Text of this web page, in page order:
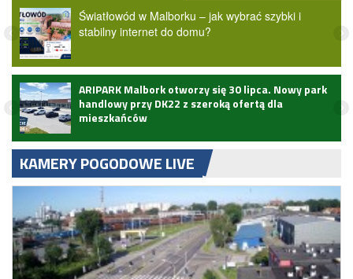
Światłowód w Malborku – jak wybrać szybki i
stabilny internet do domu?
ARIPARK Malbork otworzy się 30 lipca. Nowy park
handlowy przy DK22 z szeroką ofertą dla
mieszkańców
KAMERY POGODOWE LIVE